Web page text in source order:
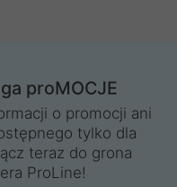
proMOCJE
o promocji ani
tylko dla
teraz do grona
ProLine!